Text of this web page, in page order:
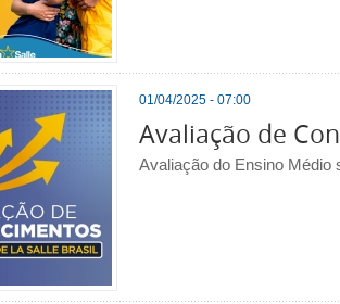
01/04/2025 - 07:00
Avaliação de
Avaliação do Ensino Médio